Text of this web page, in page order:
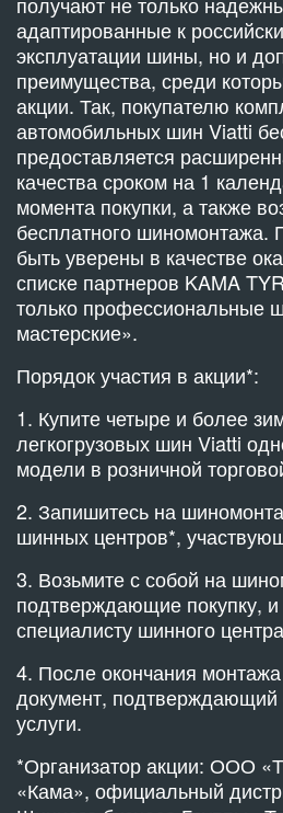
адаптированные к
эксплуатации шины, но и
преимущества, среди
акции. Так, покупателю
автомобильных шин Viatti
предоставляется
качества сроком на 1
момента покупки, а также
бесплатного шиномонтажа.
быть уверены в качестве
списке партнеров KAMA
только профессиональные
мастерские».
Порядок участия в акции*:
1. Купите четыре и более
легкогрузовых шин Viatti
модели в розничной
2. Запишитесь на
шинных центров*,
3. Возьмите с собой на
подтверждающие покупку, и
специалисту шинного
4. После окончания
документ, подтверждающий
услуги.
*Организатор акции: ООО
«Кама», официальный